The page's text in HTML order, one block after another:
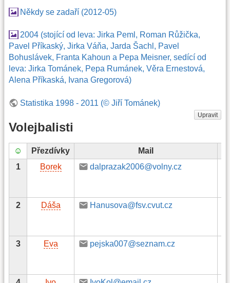
Někdy se zadaří (2012-05)
2004 (stojící od leva: Jirka Peml, Roman Růžička,
Pavel Příkaský, Jirka Váňa, Jarda Šachl, Pavel
Bohuslávek, Franta Kahoun a Pepa Meisner, sedící od
leva: Jirka Tománek, Pepa Rumánek, Věra Ernestová,
Alena Příkaská, Ivana Gregorová)
Statistika 1998 - 2011 (© Jiří Tománek)
Upravit
Volejbalisti
☺ Přezdívky Mail
1
Borek dalprazak2006@volny.cz
2
Dáša Hanusova@fsv.cvut.cz
3
Eva pejska007@seznam.cz